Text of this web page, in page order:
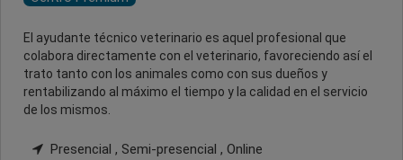
El ayudante técnico veterinario es aquel profesional que
colabora directamente con el veterinario, favoreciendo así el
trato tanto con los animales como con sus dueños y
rentabilizando al máximo el tiempo y la calidad en el servicio
de los mismos.
Presencial , Semi-presencial , Online